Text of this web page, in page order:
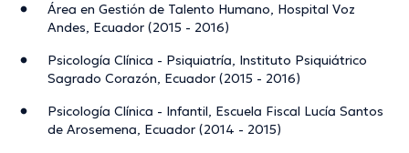
Área en Gestión de Talento Humano, Hospital Voz
Andes, Ecuador (2015 - 2016)
Psicología Clínica - Psiquiatría, Instituto Psiquiátrico
Sagrado Corazón, Ecuador (2015 - 2016)
Psicología Clínica - Infantil, Escuela Fiscal Lucía Santos
de Arosemena, Ecuador (2014 - 2015)